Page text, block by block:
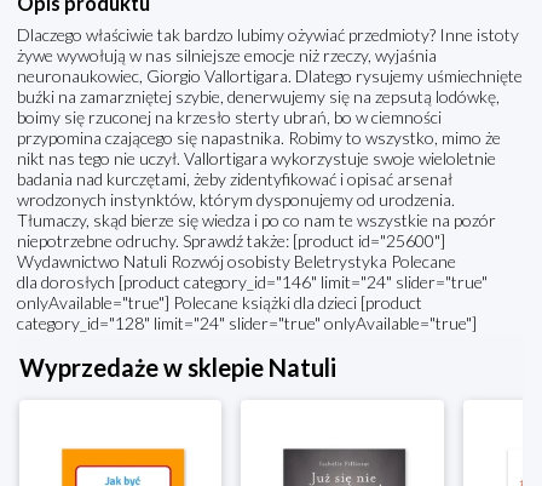
Dlaczego właściwie tak bardzo lubimy ożywiać przedmioty? Inne istoty
żywe wywołują w nas silniejsze emocje niż rzeczy, wyjaśnia
neuronaukowiec, Giorgio Vallortigara. Dlatego rysujemy uśmiechnięte
buźki na zamarzniętej szybie, denerwujemy się na zepsutą lodówkę,
boimy się rzuconej na krzesło sterty ubrań, bo w ciemności
przypomina czającego się napastnika. Robimy to wszystko, mimo że
nikt nas tego nie uczył. Vallortigara wykorzystuje swoje wieloletnie
badania nad kurczętami, żeby zidentyfikować i opisać arsenał
wrodzonych instynktów, którym dysponujemy od urodzenia.
Tłumaczy, skąd bierze się wiedza i po co nam te wszystkie na pozór
niepotrzebne odruchy. Sprawdź także: [product id="25600"]
Wydawnictwo Natuli Rozwój osobisty Beletrystyka Polecane
dla dorosłych [product category_id="146" limit="24" slider="true"
onlyAvailable="true"] Polecane książki dla dzieci [product
category_id="128" limit="24" slider="true" onlyAvailable="true"]
Wyprzedaże w sklepie Natuli